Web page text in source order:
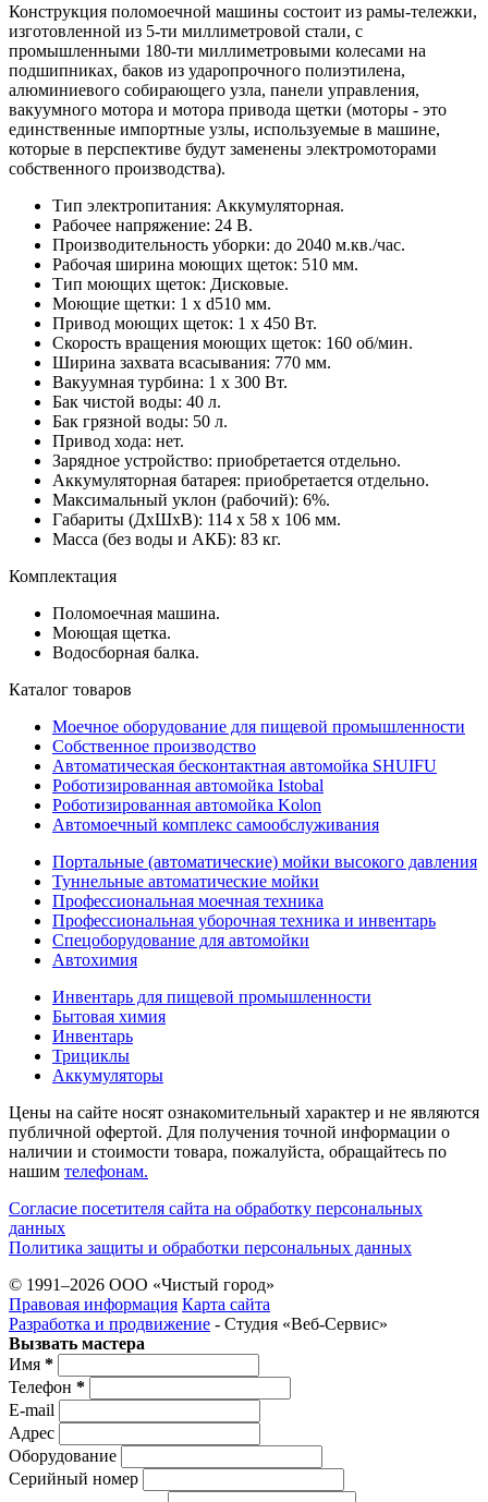
Конструкция поломоечной машины состоит из рамы-тележки,
изготовленной из 5-ти миллиметровой стали, с
промышленными 180-ти миллиметровыми колесами на
подшипниках, баков из ударопрочного полиэтилена,
алюминиевого собирающего узла, панели управления,
вакуумного мотора и мотора привода щетки (моторы - это
единственные импортные узлы, используемые в машине,
которые в перспективе будут заменены электромоторами
собственного производства).
Тип электропитания: Аккумуляторная.
Рабочее напряжение: 24 В.
Производительность уборки: до 2040 м.кв./час.
Рабочая ширина моющих щеток: 510 мм.
Тип моющих щеток: Дисковые.
Моющие щетки: 1 х d510 мм.
Привод моющих щеток: 1 х 450 Вт.
Скорость вращения моющих щеток: 160 об/мин.
Ширина захвата всасывания: 770 мм.
Вакуумная турбина: 1 х 300 Вт.
Бак чистой воды: 40 л.
Бак грязной воды: 50 л.
Привод хода: нет.
Зарядное устройство: приобретается отдельно.
Аккумуляторная батарея: приобретается отдельно.
Максимальный уклон (рабочий): 6%.
Габариты (ДхШхВ): 114 х 58 х 106 мм.
Масса (без воды и АКБ): 83 кг.
Комплектация
Поломоечная машина.
Моющая щетка.
Водосборная балка.
Каталог товаров
Моечное оборудование для пищевой промышленности
Собственное производство
Автоматическая бесконтактная автомойка SHUIFU
Роботизированная автомойка Istobal
Роботизированная автомойка Kolon
Автомоечный комплекс самообслуживания
Портальные (автоматические) мойки высокого давления
Туннельные автоматические мойки
Профессиональная моечная техника
Профессиональная уборочная техника и инвентарь
Спецоборудование для автомойки
Автохимия
Инвентарь для пищевой промышленности
Бытовая химия
Инвентарь
Трициклы
Аккумуляторы
Цены на сайте носят ознакомительный характер и не являются
публичной офертой. Для получения точной информации о
наличии и стоимости товара, пожалуйста, обращайтесь по
нашим телефонам.
Согласие посетителя сайта на обработку персональных
данных
Политика защиты и обработки персональных данных
© 1991–2026 ООО «Чистый город»
Правовая информация Карта сайта
Разработка и продвижение - Студия «Веб-Cервис»
Вызвать мастера
Имя *
Телефон *
E-mail
Адрес
Оборудование
Серийный номер